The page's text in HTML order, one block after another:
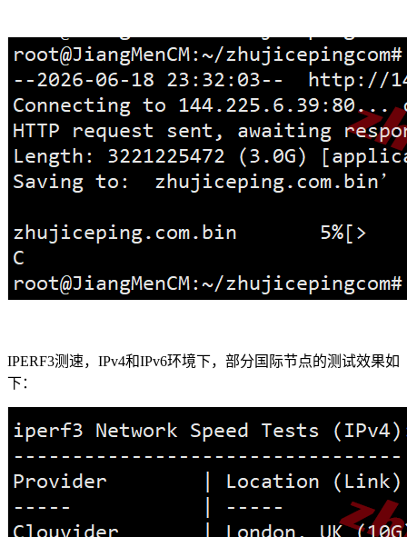
IPERF3测速，IPv4和IPv6环境下，部分国际节点的测试效果如
下：